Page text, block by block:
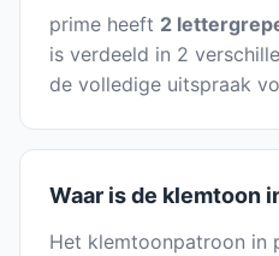
prime heeft 2
is verdeeld in 2
de volledige uitspraak
Waar is de klemtoon
Het klemtoonpatroon in